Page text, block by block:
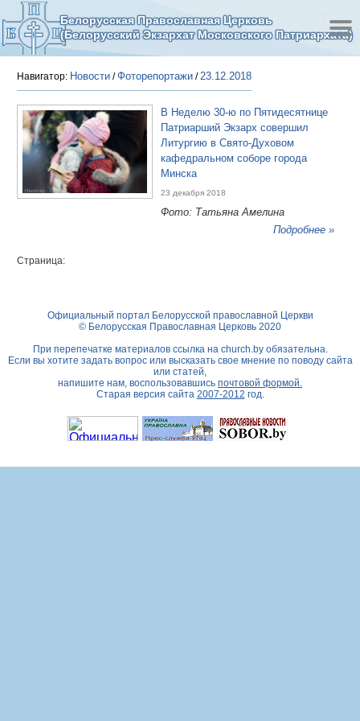
Белорусская Православная Церковь
(Белорусский Экзархат Московского Патриархата)
Навигатор: Новости /Фоторепортажи /23.12.2018
В Неделю 30-ю по Пятидесятнице
Патриарший Экзарх совершил
Литургию в Свято-Духовом
кафедральном соборе города
Минска
23 декабря 2018
Фото: Татьяна Амелина
Подробнее »
Страница:
Официальный портал Белорусской православной Церкви
© Белорусская Православная Церковь 2020
При перепечатке материалов ссылка на church.byобязательна.
Если вы хотите задать вопрос или высказать свое мнение по поводу сайта
или статей,
напишите нам, воспользовавшись почтовой формой.
Старая версия сайта 2007-2012 год.